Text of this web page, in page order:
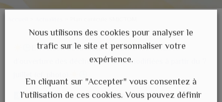
En raison de la météo actuelle, les horaires
d’ouverture des déchèteries sont modifiées à partir du 7
Concernant la collecte des bacs et des sacs
Nous utilisons des cookies pour analyser le
trafic sur le site et personnaliser votre
expérience.
En cliquant sur "Accepter" vous consentez à
l’utilisation de ces cookies. Vous pouvez définir